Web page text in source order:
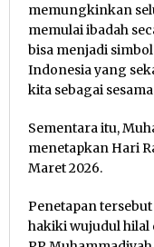
memungkinkan
memulai ibadah
bisa menjadi
Indonesia yang
kita sebagai
Sementara itu,
menetapkan Hari
Maret 2026.
Penetapan
hakiki wujudul hilal